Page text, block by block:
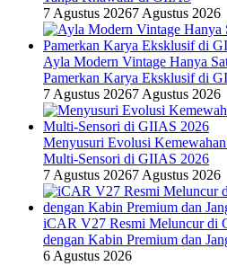
7 Agustus 20267 Agustus 2026
Ayla Modern Vintage Hanya
Pamerkan Karya Eksklusif di
7 Agustus 20267 Agustus 2026
Menyusuri Evolusi
Multi-Sensori di GIIAS 2026
7 Agustus 20267 Agustus 2026
iCAR V27 Resmi Meluncur di
dengan Kabin Premium dan
6 Agustus 2026